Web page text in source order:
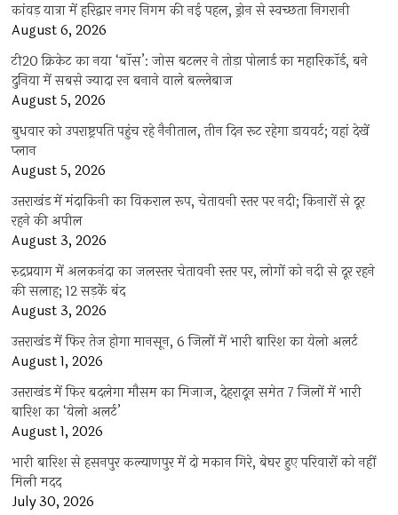
कांवड़ यात्रा में हरिद्वार नगर निगम की नई पहल, ड्रोन से स्वच्छता निगरानी
August 6, 2026
टी20 क्रिकेट का नया ‘बॉस’: जोस बटलर ने तोड़ा पोलार्ड का महारिकॉर्ड, बने
दुनिया में सबसे ज्यादा रन बनाने वाले बल्लेबाज
August 5, 2026
बुधवार को उपराष्ट्रपति पहुंच रहे नैनीताल, तीन दिन रूट रहेगा डायवर्ट; यहां देखें
प्‍लान
August 5, 2026
उत्तराखंड में मंदाकिनी का विकराल रूप, चेतावनी स्तर पर नदी; किनारों से दूर
रहने की अपील
August 3, 2026
रुद्रप्रयाग में अलकनंदा का जलस्तर चेतावनी स्तर पर, लोगों को नदी से दूर रहने
की सलाह; 12 सड़कें बंद
August 3, 2026
उत्तराखंड में फिर तेज होगा मानसून, 6 जिलों में भारी बारिश का येलो अलर्ट
August 1, 2026
उत्तराखंड में फिर बदलेगा मौसम का मिजाज, देहरादून समेत 7 जिलों में भारी
बारिश का ‘येलो अलर्ट’
August 1, 2026
भारी बारिश से हसनपुर कल्याणपुर में दो मकान गिरे, बेघर हुए परिवारों को नहीं
मिली मदद
July 30, 2026